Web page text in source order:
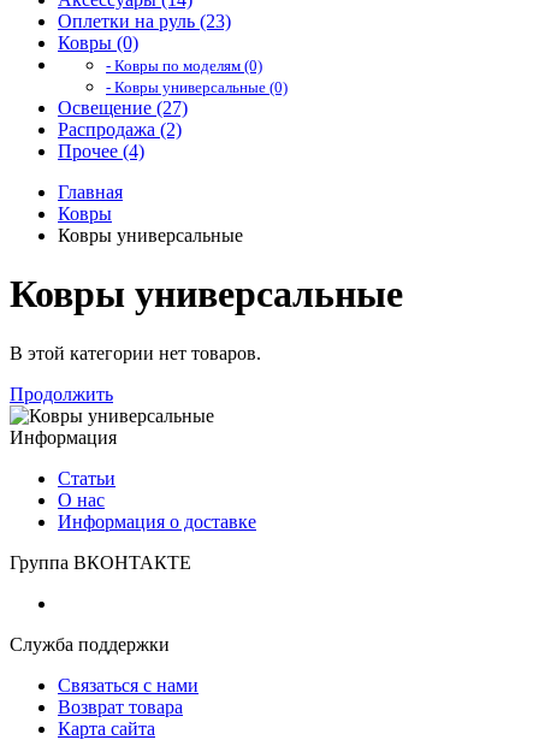
Оплетки на руль (23)
Ковры (0)
- Ковры по моделям (0)
- Ковры универсальные (0)
Освещение (27)
Распродажа (2)
Прочее (4)
Главная
Ковры
Ковры универсальные
Ковры универсальные
В этой категории нет товаров.
Продолжить
Информация
Статьи
О нас
Информация о доставке
Группа ВКОНТАКТЕ
Служба поддержки
Связаться с нами
Возврат товара
Карта сайта